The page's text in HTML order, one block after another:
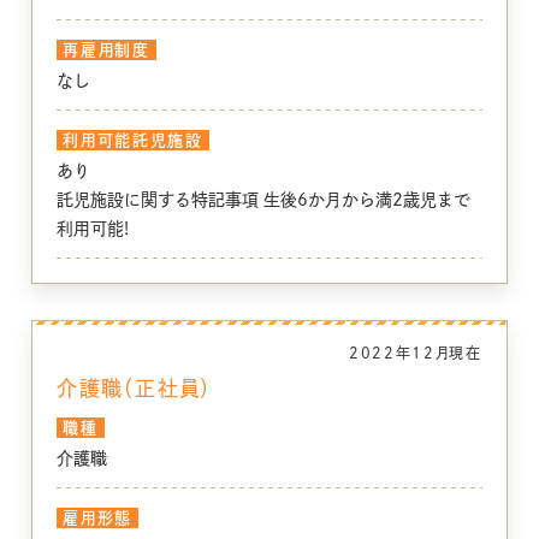
再雇用制度
なし
利用可能託児施設
あり
託児施設に関する特記事項 生後6か月から満2歳児まで
利用可能!
介護職（正社員）
2022年12月現在
職種
介護職
雇用形態